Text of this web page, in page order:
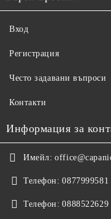
Вход
Регистрация
Често задавани въпроси
Контакти
Информация за
Имейл:
Телефон: 0877999581
Телефон: 0888522629